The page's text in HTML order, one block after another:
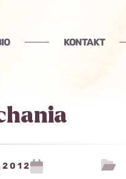
KONTAKT